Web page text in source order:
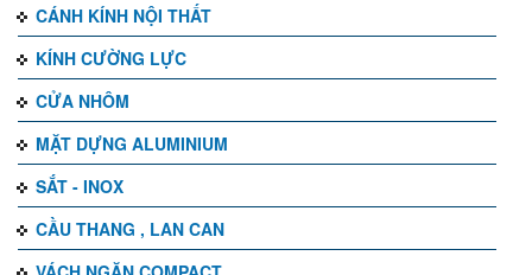
CÁNH KÍNH NỘI THẤT
KÍNH CƯỜNG LỰC
CỬA NHÔM
MẶT DỰNG ALUMINIUM
SẮT - INOX
CẦU THANG , LAN CAN